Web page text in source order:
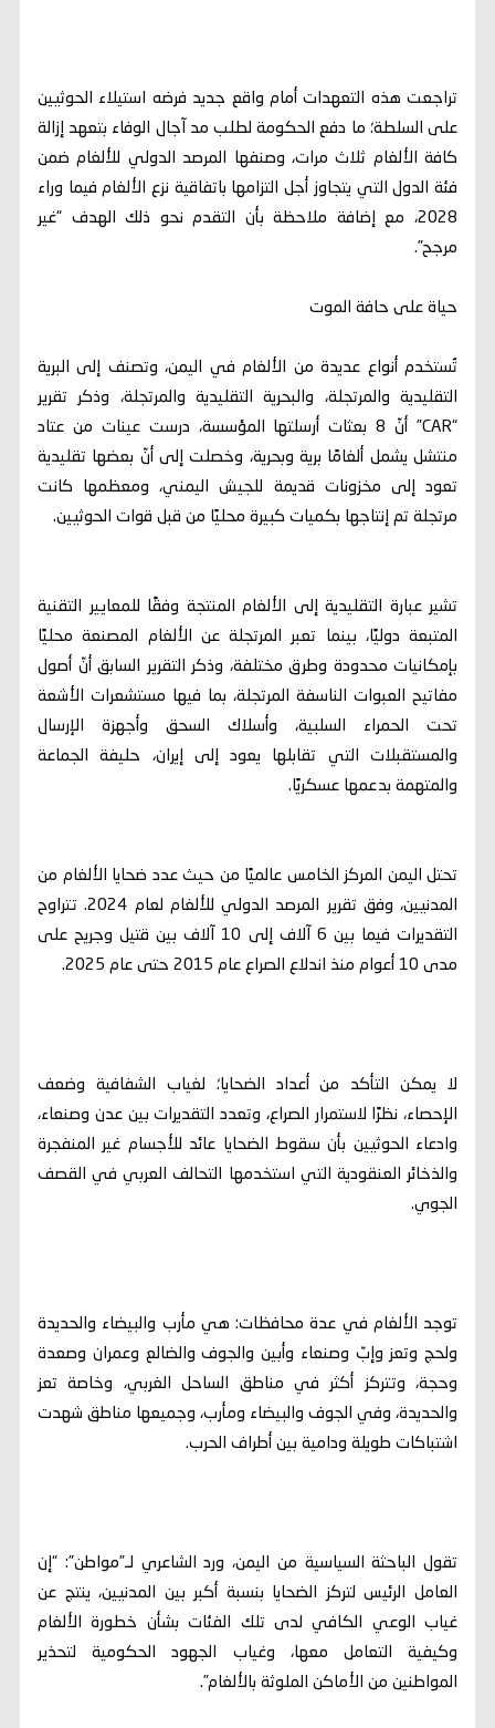
تراجعت هذه التعهدات أمام واقع جديد فرضه استيلاء الحوثيين
على السلطة؛ ما دفع الحكومة لطلب مد آجال الوفاء بتعهد إزالة
كافة الألغام ثلاث مرات، وصنفها المرصد الدولي للألغام ضمن
فئة الدول التي يتجاوز أجل التزامها باتفاقية نزع الألغام فيما وراء
2028، مع إضافة ملاحظة بأن التقدم نحو ذلك الهدف “غير
مرجح”.
حياة على حافة الموت
تُستخدم أنواع عديدة من الألغام في اليمن، وتصنف إلى البرية
التقليدية والمرتجلة، والبحرية التقليدية والمرتجلة، وذكر تقرير
“CAR” أنّ 8 بعثات أرسلتها المؤسسة، درست عينات من عتاد
منتشل يشمل ألغامًا برية وبحرية، وخصلت إلى أنّ بعضها تقليدية
تعود إلى مخزونات قديمة للجيش اليمني، ومعظمها كانت
مرتجلة تم إنتاجها بكميات كبيرة محليًا من قبل قوات الحوثيين.
تشير عبارة التقليدية إلى الألغام المنتجة وفقًا للمعايير التقنية
المتبعة دوليًا، بينما تعبر المرتجلة عن الألغام المصنعة محليًا
بإمكانيات محدودة وطرق مختلفة، وذكر التقرير السابق أنّ أصول
مفاتيح العبوات الناسفة المرتجلة، بما فيها مستشعرات الأشعة
تحت الحمراء السلبية، وأسلاك السحق وأجهزة الإرسال
والمستقبلات التي تقابلها يعود إلى إيران، حليفة الجماعة
والمتهمة بدعمها عسكريًا.
تحتل اليمن المركز الخامس عالميًا من حيث عدد ضحايا الألغام من
المدنيين، وفق تقرير المرصد الدولي للألغام لعام 2024. تتراوح
التقديرات فيما بين 6 آلاف إلى 10 آلاف بين قتيل وجريح على
مدى 10 أعوام منذ اندلاع الصراع عام 2015 حتى عام 2025.
لا يمكن التأكد من أعداد الضحايا؛ لغياب الشفافية وضعف
الإحصاء، نظرًا لاستمرار الصراع، وتعدد التقديرات بين عدن وصنعاء،
وادعاء الحوثيين بأن سقوط الضحايا عائد للأجسام غير المنفجرة
والذخائر العنقودية التي استخدمها التحالف العربي في القصف
الجوي.
توجد الألغام في عدة محافظات: هي مأرب والبيضاء والحديدة
ولحج وتعز وإبّ وصنعاء وأبين والجوف والضالع وعمران وصعدة
وحجة، وتتركز أكثر في مناطق الساحل الغربي، وخاصة تعز
والحديدة، وفي الجوف والبيضاء ومأرب، وجميعها مناطق شهدت
اشتباكات طويلة ودامية بين أطراف الحرب.
تقول الباحثة السياسية من اليمن، ورد الشاعري لـ”مواطن”: “إن
العامل الرئيس لتركز الضحايا بنسبة أكبر بين المدنيين، ينتج عن
غياب الوعي الكافي لدى تلك الفئات بشأن خطورة الألغام
وكيفية التعامل معها، وغياب الجهود الحكومية لتحذير
المواطنين من الأماكن الملوثة بالألغام”.